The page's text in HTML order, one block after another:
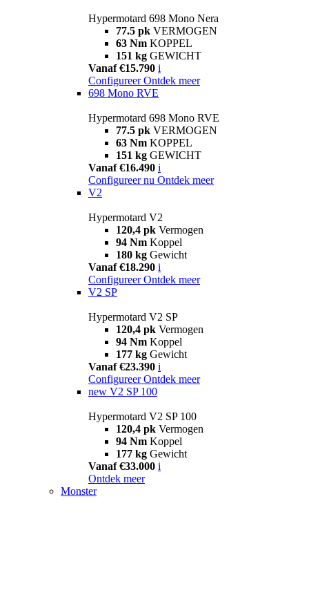
Hypermotard 698 Mono Nera
77.5 pk VERMOGEN
63 Nm KOPPEL
151 kg GEWICHT
Vanaf €15.790 i
Configureer Ontdek meer
698 Mono RVE
Hypermotard 698 Mono RVE
77.5 pk VERMOGEN
63 Nm KOPPEL
151 kg GEWICHT
Vanaf €16.490 i
Configureer nu Ontdek meer
V2
Hypermotard V2
120,4 pk Vermogen
94 Nm Koppel
180 kg Gewicht
Vanaf €18.290 i
Configureer Ontdek meer
V2 SP
Hypermotard V2 SP
120,4 pk Vermogen
94 Nm Koppel
177 kg Gewicht
Vanaf €23.390 i
Configureer Ontdek meer
new V2 SP 100
Hypermotard V2 SP 100
120,4 pk Vermogen
94 Nm Koppel
177 kg Gewicht
Vanaf €33.000 i
Ontdek meer
Monster